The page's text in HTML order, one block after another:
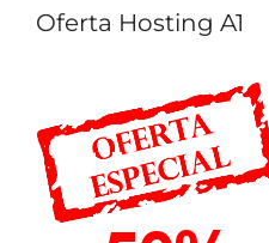
Oferta Hosting A1